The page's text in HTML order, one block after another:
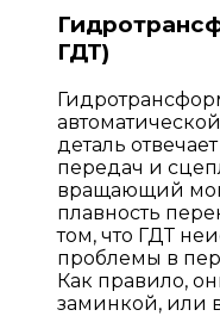
ГДТ)
деталь
передач и
вращающий
плавность
том, что ГДТ
проблемы в
Как правило,
заминкой, или